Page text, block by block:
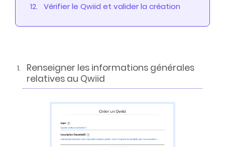
Vérifier le Qwiid et valider la création
Renseigner les informations générales
relatives au Qwiid